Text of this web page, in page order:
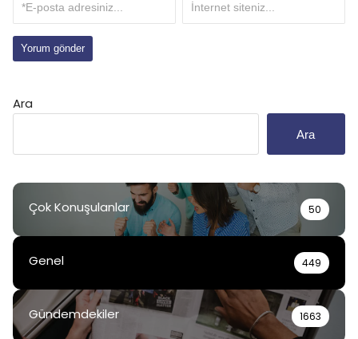
Ara
Ara
Çok Konuşulanlar 50
Genel 449
Gündemdekiler 1663